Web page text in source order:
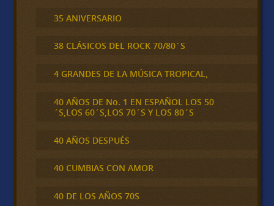
35 ANIVERSARIO
38 CLÁSICOS DEL ROCK 70/80´S
4 GRANDES DE LA MÚSICA TROPICAL,
40 AÑOS DE No. 1 EN ESPAÑOL LOS 50
´S,LOS 60´S,LOS 70´S Y LOS 80´S
40 AÑOS DESPUÉS
40 CUMBIAS CON AMOR
40 DE LOS AÑOS 70S